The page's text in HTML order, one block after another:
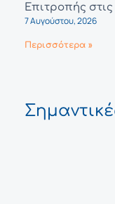
Επιτροπής
7 Αυγούστου, 2026
Περισσότερα »